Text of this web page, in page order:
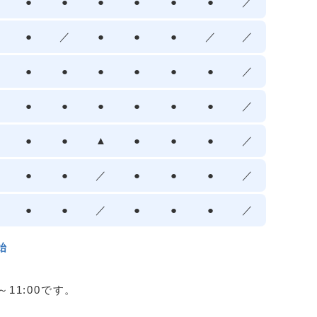
● ／ ● ● ● ／ ／
● ● ● ● ● ● ／
● ● ● ● ● ● ／
● ● ▲ ● ● ● ／
● ● ／ ● ● ● ／
● ● ／ ● ● ● ／
11:00です。